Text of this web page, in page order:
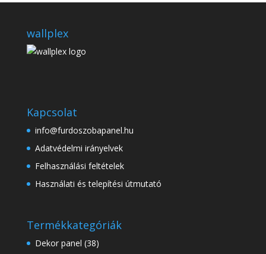
wallplex
Kapcsolat
info@furdoszobapanel.hu
Adatvédelmi irányelvek
Felhasználási feltételek
Használati és telepítési útmutató
Termékkategóriák
Dekor panel (38)